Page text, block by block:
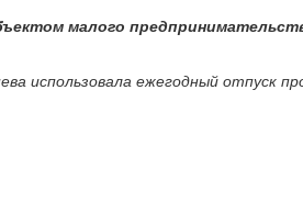
малого
использовала ежегодный отпуск